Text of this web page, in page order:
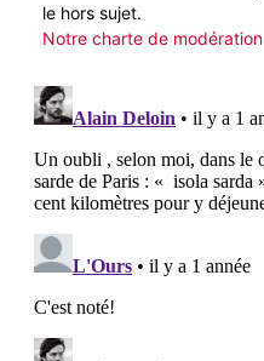
le hors sujet.
Notre charte de modération